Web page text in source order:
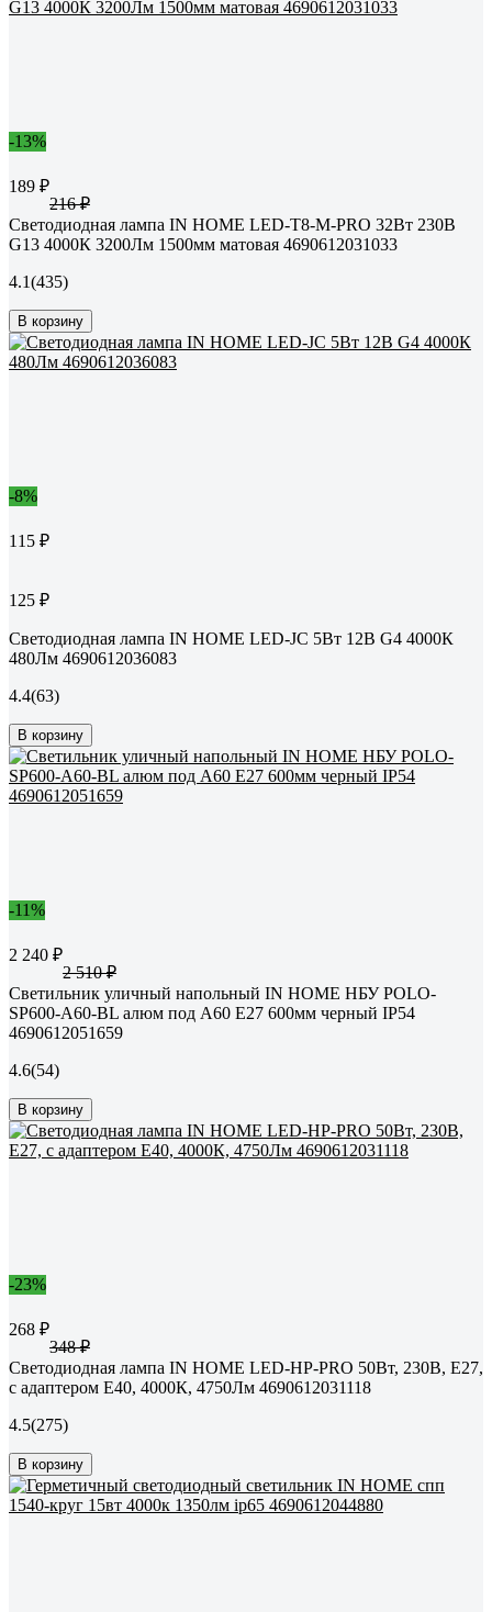
-13%
189 ₽
216 ₽
Светодиодная лампа IN HOME LED-T8-М-PRO 32Вт 230В
G13 4000К 3200Лм 1500мм матовая 4690612031033
4.1(435)
В корзину
-8%
115 ₽
125 ₽
Светодиодная лампа IN HOME LED-JC 5Вт 12В G4 4000К
480Лм 4690612036083
4.4(63)
В корзину
-11%
2 240 ₽
2 510 ₽
Светильник уличный напольный IN HOME НБУ POLO-
SP600-A60-BL алюм под А60 Е27 600мм черный IP54
4690612051659
4.6(54)
В корзину
-23%
268 ₽
348 ₽
Светодиодная лампа IN HOME LED-HP-PRO 50Вт, 230В, Е27,
с адаптером E40, 4000К, 4750Лм 4690612031118
4.5(275)
В корзину